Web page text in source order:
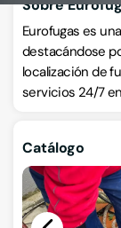
Sobre
Eurofugas es
destacándose
localización de
servicios 24/7
Catálogo